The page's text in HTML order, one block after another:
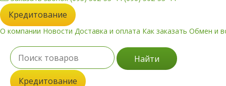
Кредитование
О компании Новости Доставка и оплата Как заказать Обмен и
Найти
Кредитование